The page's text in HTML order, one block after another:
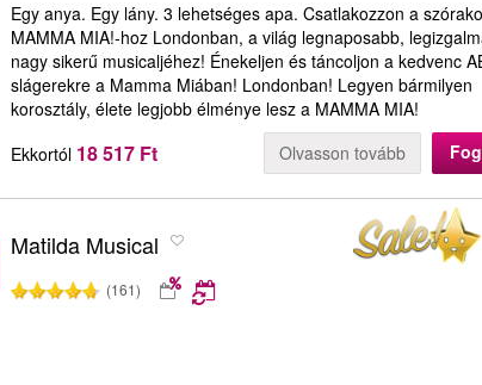
Egy anya. Egy lány. 3 lehetséges apa. Csatlakozzon a
MAMMA MIA!-hoz Londonban, a világ legnaposabb,
nagy sikerű musicaljéhez! Énekeljen és táncoljon a kedvenc
slágerekre a Mamma Miában! Londonban! Legyen bármilyen
korosztály, élete legjobb élménye lesz a MAMMA MIA!
Ekkortól 18 517 Ft Olvasson tovább
Matilda Musical
(161)